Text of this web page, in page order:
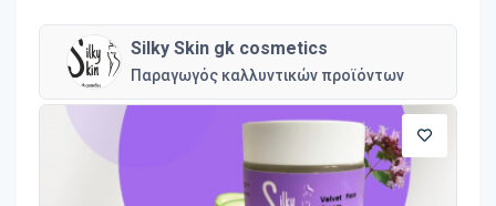
Silky Skin gk cosmetics
Παραγωγός καλλυντικών προϊόντων